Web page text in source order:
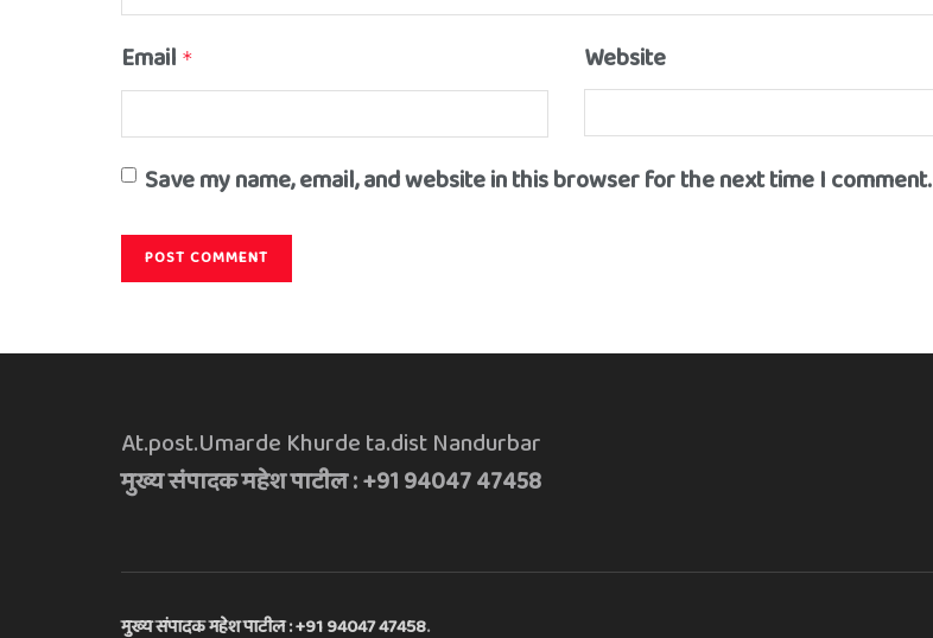
Email * Website
Save my name, email, and website in this browser for the next time I comment.
At.post.Umarde Khurde ta.dist Nandurbar
मुख्य संपादक महेश पाटील : +91 94047 47458
मुख्य संपादक महेश पाटील : +91 94047 47458.